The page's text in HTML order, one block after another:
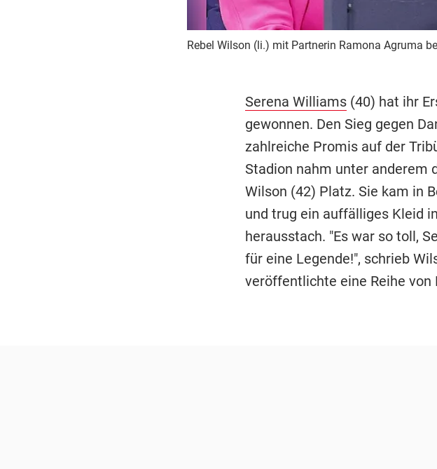
Rebel Wilson (li.) mit Partnerin Ramona Agruma
Serena Williams(40) hat ihr
gewonnen. Den Sieg gegen
zahlreiche Promis auf der
Stadion nahm unter anderem
Wilson (42) Platz. Sie kam in
und trug ein auffälliges Kleid
herausstach. "Es war so toll,
für eine Legende!", schrieb
veröffentlichte eine Reihe